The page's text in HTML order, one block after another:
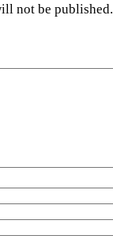
not be published.